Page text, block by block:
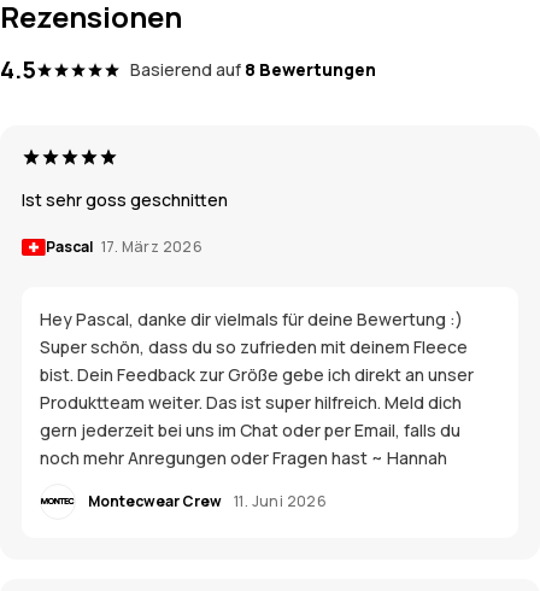
Rezensionen
4.5 Basierend auf 8 Bewertungen
Ist sehr goss geschnitten
Pascal 17. März 2026
Hey Pascal, danke dir vielmals für deine Bewertung :)
Super schön, dass du so zufrieden mit deinem Fleece
bist. Dein Feedback zur Größe gebe ich direkt an unser
Produktteam weiter. Das ist super hilfreich. Meld dich
gern jederzeit bei uns im Chat oder per Email, falls du
noch mehr Anregungen oder Fragen hast ~ Hannah
Montecwear Crew 11. Juni 2026